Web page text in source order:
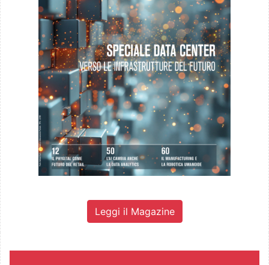
Leggi il Magazine